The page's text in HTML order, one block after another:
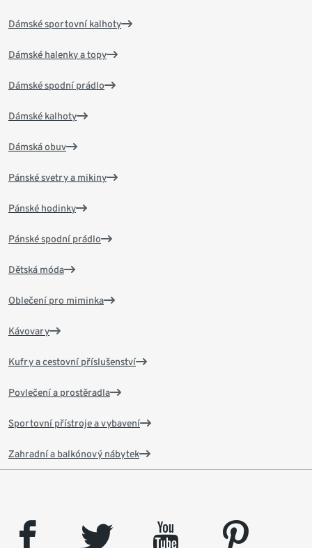
Dámské sportovní kalhoty
Dámské halenky a topy
Dámské spodní prádlo
Dámské kalhoty
Dámská obuv
Pánské svetry a mikiny
Pánské hodinky
Pánské spodní prádlo
Dětská móda
Oblečení pro miminka
Kávovary
Kufry a cestovní příslušenství
Povlečení a prostěradla
Sportovní přístroje a vybavení
Zahradní a balkónový nábytek
facebook twitter youtube
pinterest